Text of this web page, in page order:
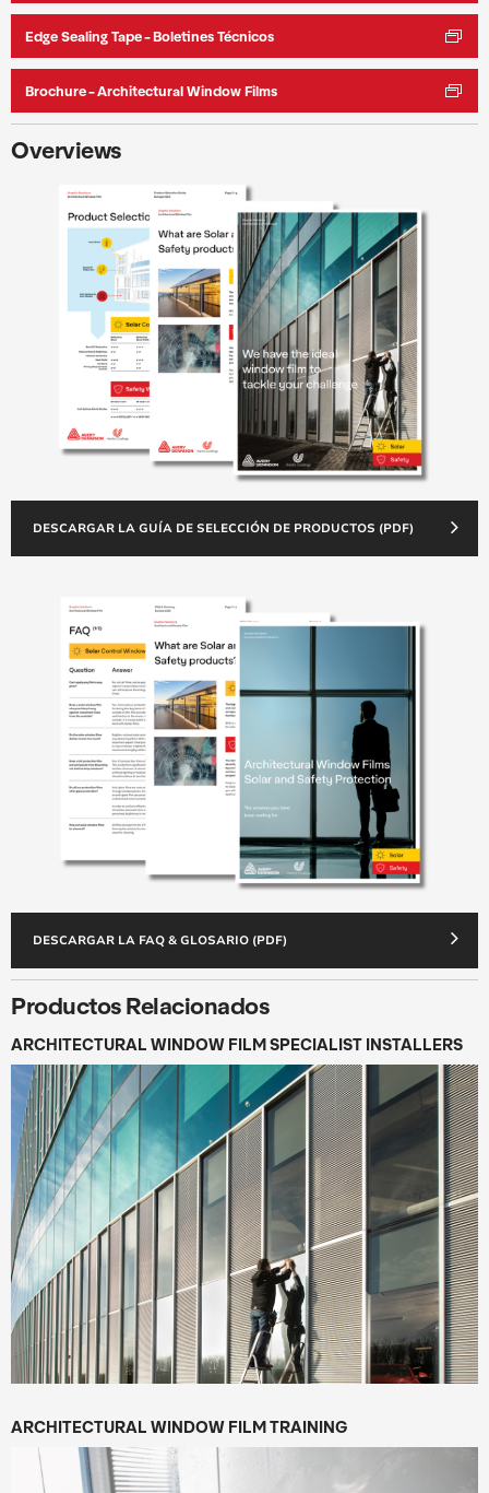
Edge Sealing Tape - Boletines Técnicos
Brochure - Architectural Window Films
Overviews
DESCARGAR LA GUÍA DE SELECCIÓN DE PRODUCTOS (PDF)
DESCARGAR LA FAQ & GLOSARIO (PDF)
Productos Relacionados
ARCHITECTURAL WINDOW FILM SPECIALIST INSTALLERS
ARCHITECTURAL WINDOW FILM TRAINING